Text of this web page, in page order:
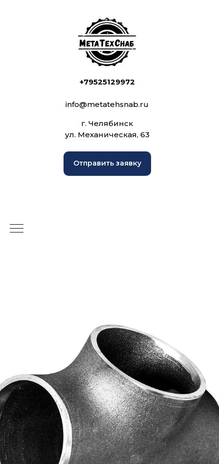
+79525129972
info@metatehsnab.ru
г. Челябинск
ул. Механическая, 63
Отправить заявку